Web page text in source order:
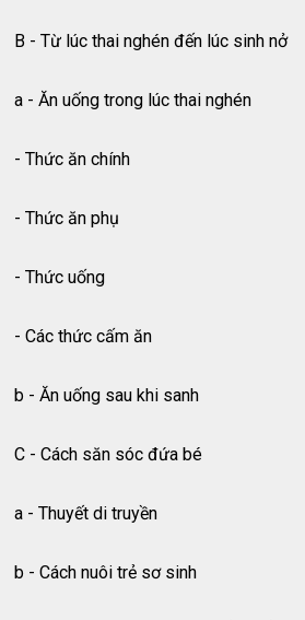
B - Từ lúc thai nghén đến lúc sinh nở
a - Ăn uống trong lúc thai nghén
- Thức ăn chính
- Thức ăn phụ
- Thức uống
- Các thức cấm ăn
b - Ăn uống sau khi sanh
C - Cách săn sóc đứa bé
a - Thuyết di truyền
b - Cách nuôi trẻ sơ sinh